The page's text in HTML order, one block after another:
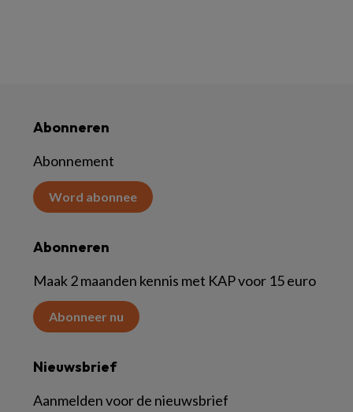
Abonneren
Abonnement
Word abonnee
Abonneren
Maak 2 maanden kennis met KAP voor 15 euro
Abonneer nu
Nieuwsbrief
Aanmelden voor de nieuwsbrief